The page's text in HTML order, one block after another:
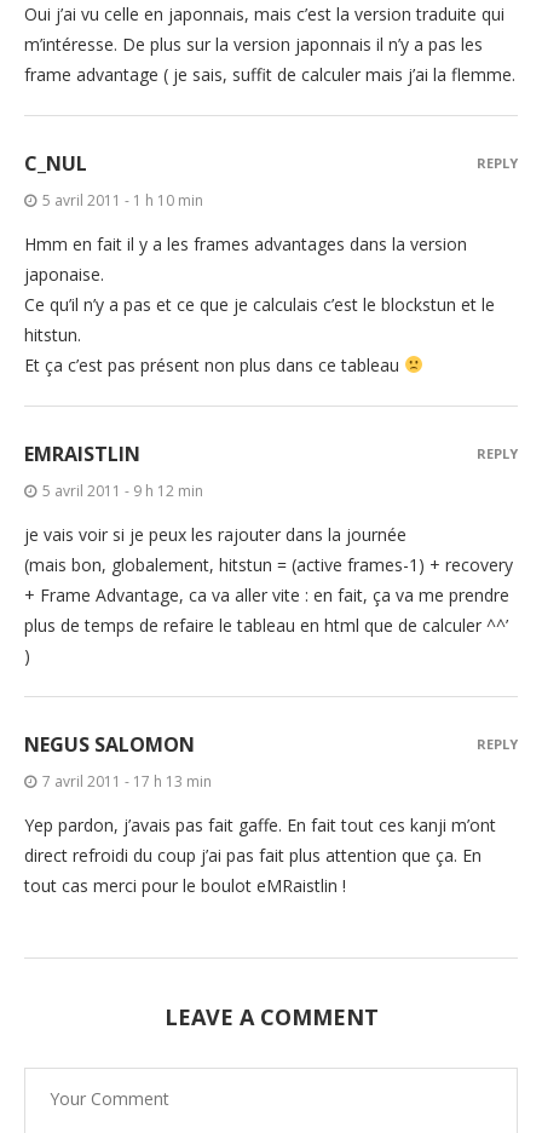
Oui j’ai vu celle en japonnais, mais c’est la version traduite qui
m’intéresse. De plus sur la version japonnais il n’y a pas les
frame advantage ( je sais, suffit de calculer mais j’ai la flemme.
C_NUL
5 avril 2011 - 1 h 10 min
Hmm en fait il y a les frames advantages dans la version
japonaise.
Ce qu’il n’y a pas et ce que je calculais c’est le blockstun et le
hitstun.
Et ça c’est pas présent non plus dans ce tableau
REPLY
EMRAISTLIN
5 avril 2011 - 9 h 12 min
je vais voir si je peux les rajouter dans la journée
(mais bon, globalement, hitstun = (active frames-1) + recovery
+ Frame Advantage, ca va aller vite : en fait, ça va me prendre
plus de temps de refaire le tableau en html que de calculer ^^’
)
REPLY
NEGUS SALOMON
7 avril 2011 - 17 h 13 min
Yep pardon, j’avais pas fait gaffe. En fait tout ces kanji m’ont
direct refroidi du coup j’ai pas fait plus attention que ça. En
tout cas merci pour le boulot eMRaistlin !
REPLY
LEAVE A COMMENT